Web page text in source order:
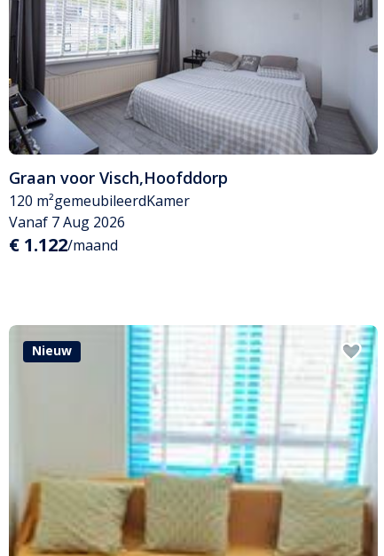
Graan voor Visch,Hoofddorp
120 m²gemeubileerdKamer
Vanaf 7 Aug 2026
€ 1.122/maand
Nieuw